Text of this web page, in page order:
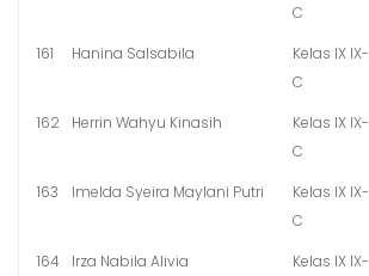
C
161
Hanina Salsabila
Kelas IX IX-
C
162
Herrin Wahyu Kinasih
Kelas IX IX-
C
163
Imelda Syeira Maylani Putri
Kelas IX IX-
C
164
Irza Nabila Alivia
Kelas IX IX-